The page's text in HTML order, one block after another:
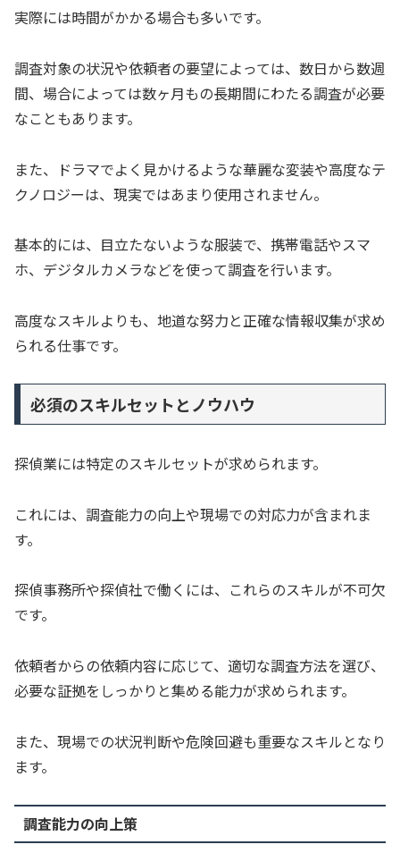
実際には時間がかかる場合も多いです。
調査対象の状況や依頼者の要望によっては、数日から数週
間、場合によっては数ヶ月もの長期間にわたる調査が必要
なこともあります。
また、ドラマでよく見かけるような華麗な変装や高度なテ
クノロジーは、現実ではあまり使用されません。
基本的には、目立たないような服装で、携帯電話やスマ
ホ、デジタルカメラなどを使って調査を行います。
高度なスキルよりも、地道な努力と正確な情報収集が求め
られる仕事です。
必須のスキルセットとノウハウ
探偵業には特定のスキルセットが求められます。
これには、調査能力の向上や現場での対応力が含まれま
す。
探偵事務所や探偵社で働くには、これらのスキルが不可欠
です。
依頼者からの依頼内容に応じて、適切な調査方法を選び、
必要な証拠をしっかりと集める能力が求められます。
また、現場での状況判断や危険回避も重要なスキルとなり
ます。
調査能力の向上策